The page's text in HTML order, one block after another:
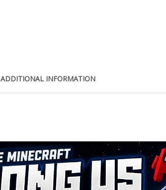
ADDITIONAL INFORMATION